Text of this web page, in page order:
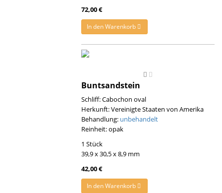
72,00 €
In den Warenkorb
Buntsandstein
Schliff: Cabochon oval
Herkunft: Vereinigte Staaten von Amerika
Behandlung: unbehandelt
Reinheit: opak
1 Stück
39,9 x 30,5 x 8,9 mm
42,00 €
In den Warenkorb